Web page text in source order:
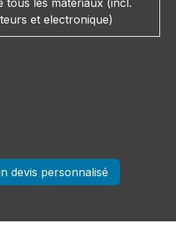
et electronique)
devis personnalisé